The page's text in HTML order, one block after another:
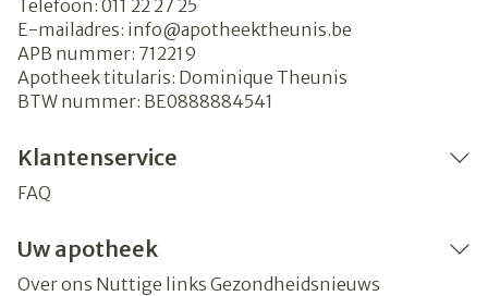
Telefoon: 011 22 27 25
E-mailadres: info@apotheektheunis.be
APB nummer: 712219
Apotheek titularis: Dominique Theunis
BTW nummer: BE0888884541
Klantenservice
FAQ
Uw apotheek
Over ons Nuttige links Gezondheidsnieuws